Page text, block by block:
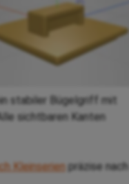
stabiler Bügelgriff mit
sichtbaren Kanten
Kleinserienpräzise nach